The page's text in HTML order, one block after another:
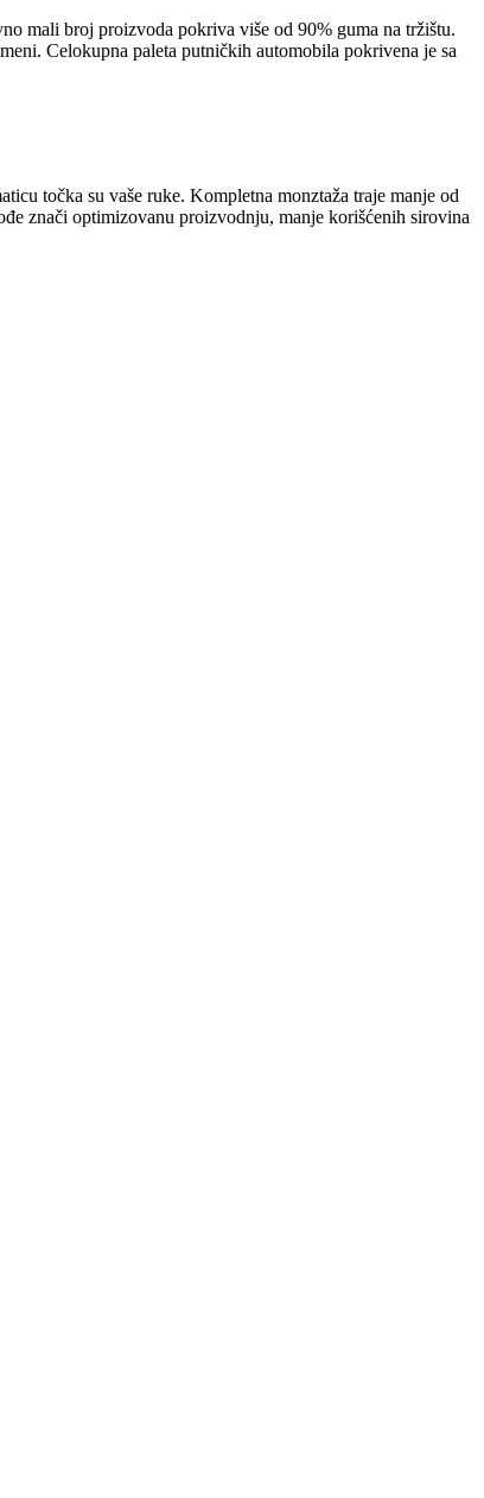
mali broj proizvoda pokriva više od 90% guma na tržištu.
Celokupna paleta putničkih automobila pokrivena je sa
točka su vaše ruke. Kompletna monztaža traje manje od
znači optimizovanu proizvodnju, manje korišćenih sirovina